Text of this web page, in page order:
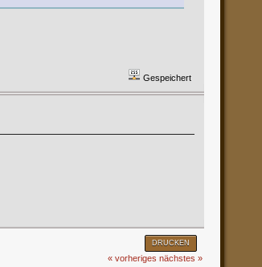
Gespeichert
DRUCKEN
« vorheriges nächstes »